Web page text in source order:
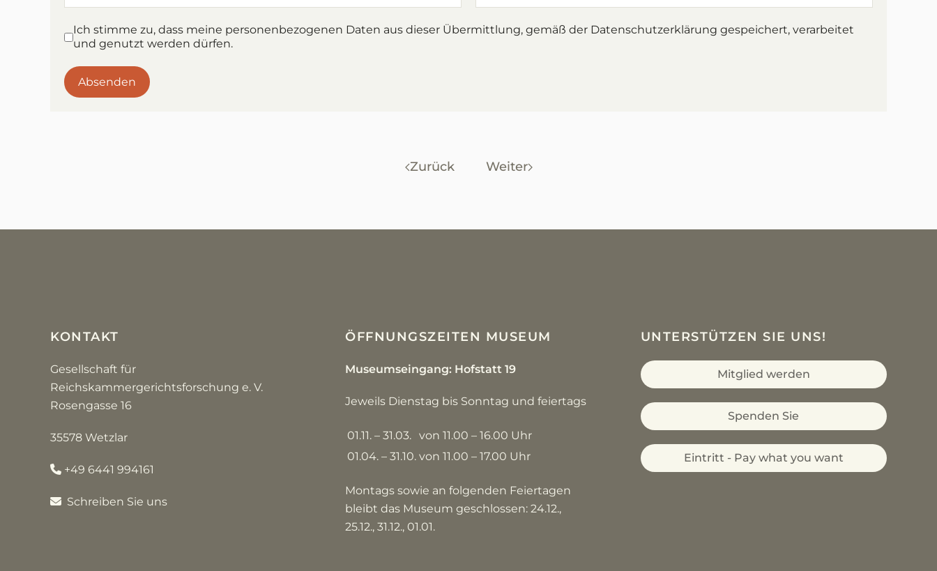
Nutzungsbedingungen*
Ich stimme zu, dass meine personenbezogenen Daten aus dieser Übermittlung, gemäß der Datenschutzerklärung gespeichert, verarbeitet
und genutzt werden dürfen.
Absenden
Zurück Weiter
KONTAKT
Gesellschaft für
Reichskammergerichtsforschung e. V.
Rosengasse 16
35578 Wetzlar
+49 6441 994161
Schreiben Sie uns
ÖFFNUNGSZEITEN MUSEUM
Museumseingang: Hofstatt 19
Jeweils Dienstag bis Sonntag und feiertags
01.11. – 31.03. von 11.00 – 16.00 Uhr
01.04. – 31.10. von 11.00 – 17.00 Uhr
Montags sowie an folgenden Feiertagen
bleibt das Museum geschlossen: 24.12.,
25.12., 31.12., 01.01.
UNTERSTÜTZEN SIE UNS!
Mitglied werden
Spenden Sie
Eintritt - Pay what you want